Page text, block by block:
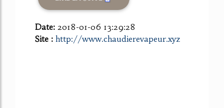
Date: 2018-01-06 13:29:28
Site : http://www.chaudierevapeur.xyz